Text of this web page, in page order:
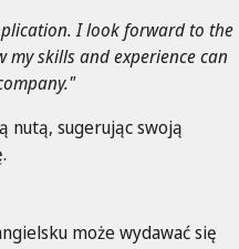
I look forward to the
skills and experience can
nutą, sugerując swoją
może wydawać się